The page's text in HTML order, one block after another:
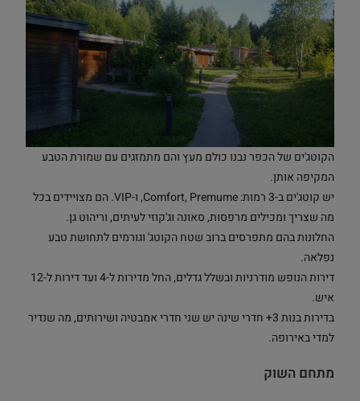
הקוטג'ים של הכפר נבנו כולם מעץ והם מתמזגים עם שמורת הטבע
המקיפה אותן.
יש קוטג'ים ב-3 רמות: Comfort, Premume, ו-VIP. הם מצויידים בכל
מה שצריך ומכילים מרפסות, סאונה וג'קוזי לעיתים, וריהוט גן.
החלונות בהם מתפרסים ברוב שטח הקוטג' וגורמים לתחושת טבע
נפלאה.
דירות הנופש מודרניות ובשלל גדלים, החל מדירות ל-4 ועד דירות ל-12
איש.
בדירות בנות 3+ חדרי שינה יש שני חדרי אמבטיה ושירותים, מה שנדיר
למדי באירופה.
מתחם השוק